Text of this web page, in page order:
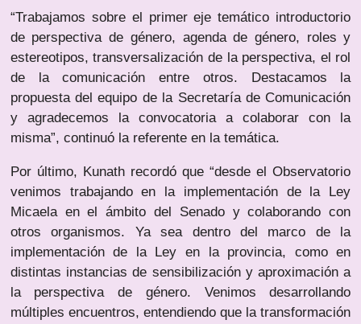
“Trabajamos sobre el primer eje temático introductorio
de perspectiva de género, agenda de género, roles y
estereotipos, transversalización de la perspectiva, el rol
de la comunicación entre otros. Destacamos la
propuesta del equipo de la Secretaría de Comunicación
y agradecemos la convocatoria a colaborar con la
misma”, continuó la referente en la temática.
Por último, Kunath recordó que “desde el Observatorio
venimos trabajando en la implementación de la Ley
Micaela en el ámbito del Senado y colaborando con
otros organismos. Ya sea dentro del marco de la
implementación de la Ley en la provincia, como en
distintas instancias de sensibilización y aproximación a
la perspectiva de género. Venimos desarrollando
múltiples encuentros, entendiendo que la transformación